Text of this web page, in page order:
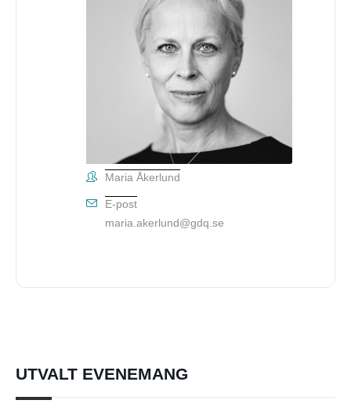
Maria Åkerlund
E-post
maria.akerlund@gdq.se
UTVALT EVENEMANG